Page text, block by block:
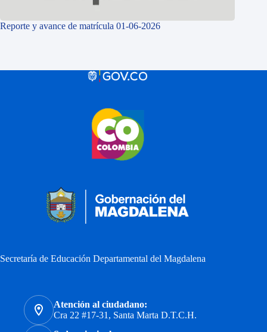
Reporte y avance de matrícula 01-06-2026
Secretaría de Educación Departamental del Magdalena
Atención al ciudadano:
Cra 22 #17-31, Santa Marta D.T.C.H.